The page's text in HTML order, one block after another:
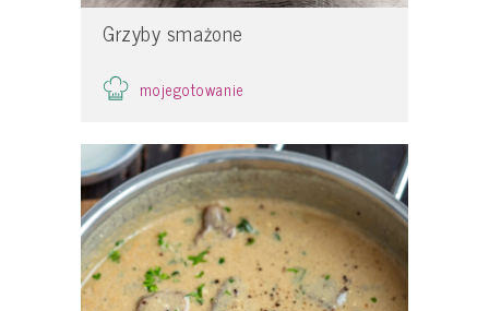
Grzyby smażone
mojegotowanie